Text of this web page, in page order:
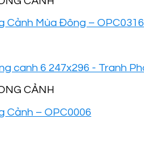
Cảnh Mùa Đông – OPC0316
CẢNH
Cảnh – OPC0006